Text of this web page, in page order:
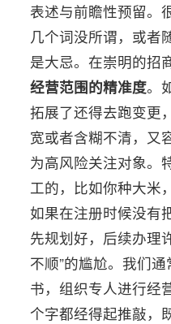
表述与前瞻性预留。
几个词没所谓，或者
是大忌。在崇明的招
经营范围的精准度。
拓展了还得去跑变更
宽或者含糊不清，又
为高风险关注对象。
工的，比如你种大米
如果在注册时候没有
先规划好，后续办理
不顺”的尴尬。我们
书，组织专人进行经
个字都经得起推敲，